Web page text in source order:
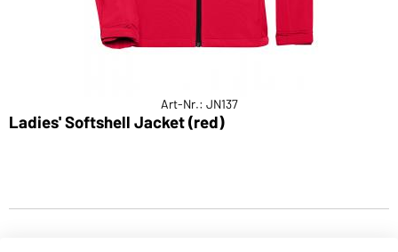
Art-Nr.: JN137
Ladies' Softshell Jacket (red)